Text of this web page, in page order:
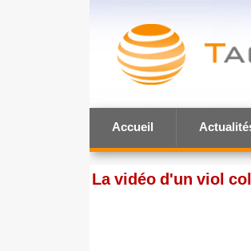
Accueil
La vidéo d'un viol